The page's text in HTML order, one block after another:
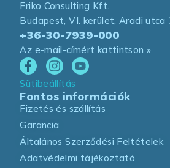
Friko Consulting Kft.
Budapest, VI. kerület, Aradi utca
+36-30-7939-000
Az e-mail-címért kattintson »
Sütibeállítás
Fontos információk
Fizetés és szállítás
Garancia
Általános Szerződési Feltételek
Adatvédelmi tájékoztató